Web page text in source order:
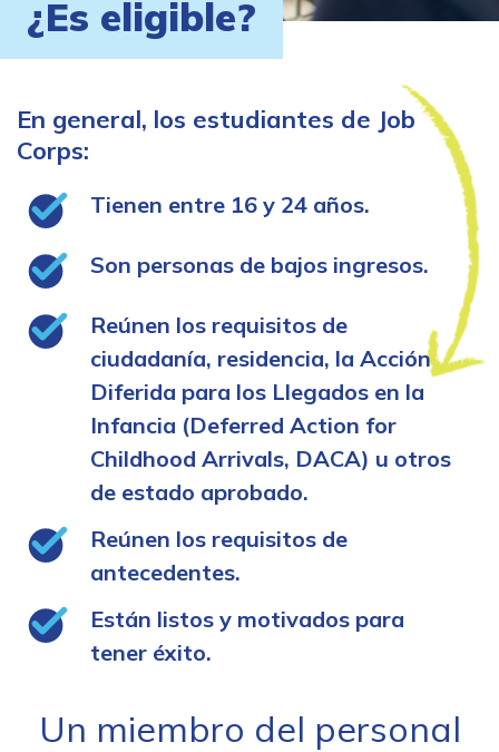
¿Es eligible?
En general, los estudiantes de Job
Corps:
Tienen entre 16 y 24 años.
Son personas de bajos ingresos.
Reúnen los requisitos de
ciudadanía, residencia, la Acción
Diferida para los Llegados en la
Infancia (Deferred Action for
Childhood Arrivals, DACA) u otros
de estado aprobado.
Reúnen los requisitos de
antecedentes.
Están listos y motivados para
tener éxito.
Un miembro del personal